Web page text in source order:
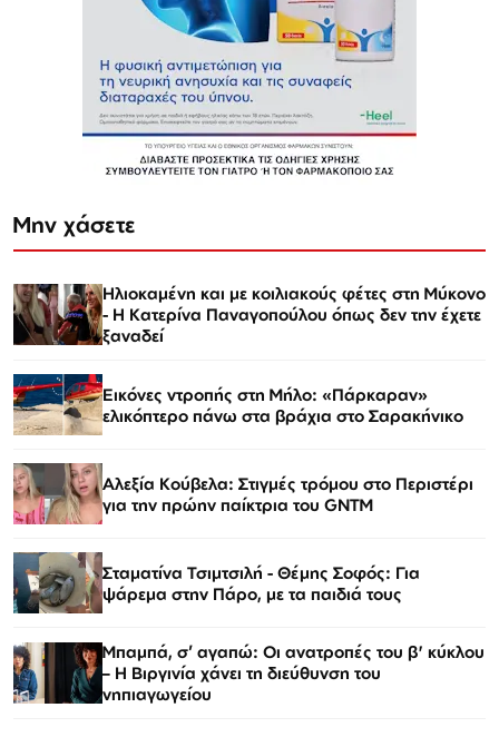
Μην χάσετε
Ηλιοκαμένη και με κοιλιακούς φέτες στη Μύκονο
- Η Κατερίνα Παναγοπούλου όπως δεν την έχετε
ξαναδεί
Εικόνες ντροπής στη Μήλο: «Πάρκαραν»
ελικόπτερο πάνω στα βράχια στο Σαρακήνικο
Αλεξία Κούβελα: Στιγμές τρόμου στο Περιστέρι
για την πρώην παίκτρια του GNTM
Σταματίνα Τσιμτσιλή - Θέμης Σοφός: Για
ψάρεμα στην Πάρο, με τα παιδιά τους
Μπαμπά, σ’ αγαπώ: Οι ανατροπές του β' κύκλου
– Η Βιργινία χάνει τη διεύθυνση του
νηπιαγωγείου